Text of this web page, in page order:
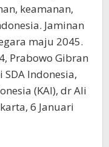
keamanan,
Jaminan
maju 2045.
Prabowo Gibran
Indonesia,
(KAI), dr Ali
6 Januari